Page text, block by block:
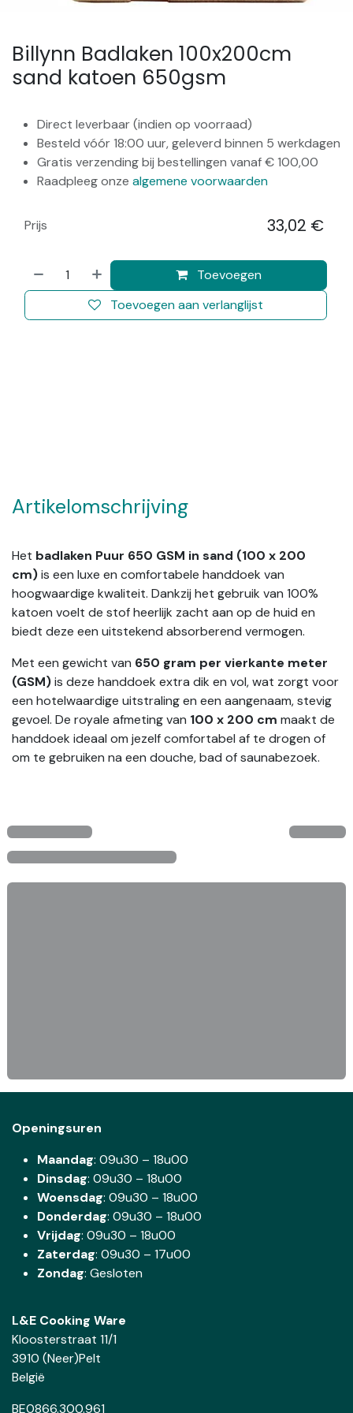
Billynn Badlaken 100x200cm
sand katoen 650gsm
Direct leverbaar (indien op voorraad)
Besteld vóór 18:00 uur, geleverd binnen 5 werkdagen
Gratis verzending bij bestellingen vanaf € 100,00
Raadpleeg onze algemene voorwaarden
Toevoegen
Toevoegen aan verlanglijst
Prijs 33,02 €
Artikelomschrijving
Het badlaken Puur 650 GSM in sand (100 x 200
cm)is een luxe en comfortabele handdoek van
hoogwaardige kwaliteit. Dankzij het gebruik van 100%
katoen voelt de stof heerlijk zacht aan op de huid en
biedt deze een uitstekend absorberend vermogen.
Met een gewicht van 650 gram per vierkante meter
(GSM)is deze handdoek extra dik en vol, wat zorgt voor
een hotelwaardige uitstraling en een aangenaam, stevig
gevoel. De royale afmeting van 100 x 200 cm maakt de
handdoek ideaal om jezelf comfortabel af te drogen of
om te gebruiken na een douche, bad of saunabezoek.
Openingsuren
Maandag: 09u30 – 18u00
Dinsdag: 09u30 – 18u00
Woensdag: 09u30 – 18u00
Donderdag: 09u30 – 18u00
Vrijdag: 09u30 – 18u00
Zaterdag: 09u30 – 17u00
Zondag: Gesloten
L&E Cooking Ware
Kloosterstraat 11/1
3910 (Neer)Pelt
België
BE0866.300.961